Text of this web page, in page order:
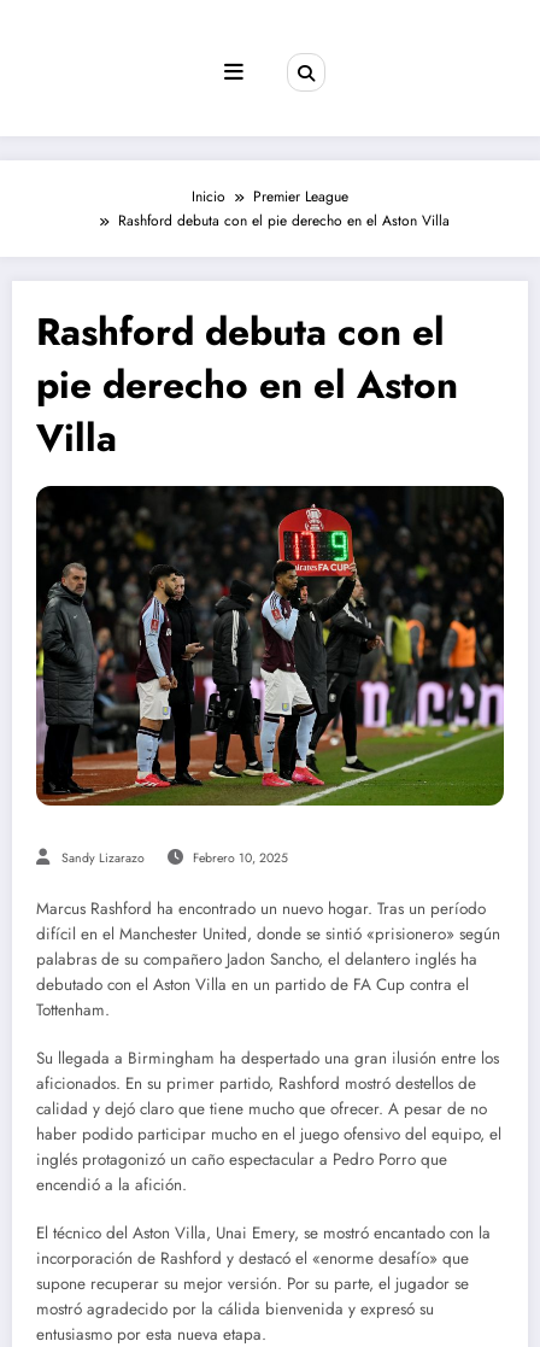
Inicio
Premier League
Rashford debuta con el pie derecho en el Aston Villa
Rashford debuta con el
pie derecho en el Aston
Villa
Sandy Lizarazo Febrero 10, 2025
Marcus Rashford ha encontrado un nuevo hogar. Tras un período
difícil en el Manchester United, donde se sintió «prisionero» según
palabras de su compañero Jadon Sancho, el delantero inglés ha
debutado con el Aston Villa en un partido de FA Cup contra el
Tottenham.
Su llegada a Birmingham ha despertado una gran ilusión entre los
aficionados. En su primer partido, Rashford mostró destellos de
calidad y dejó claro que tiene mucho que ofrecer. A pesar de no
haber podido participar mucho en el juego ofensivo del equipo, el
inglés protagonizó un caño espectacular a Pedro Porro que
encendió a la afición.
El técnico del Aston Villa, Unai Emery, se mostró encantado con la
incorporación de Rashford y destacó el «enorme desafío» que
supone recuperar su mejor versión. Por su parte, el jugador se
mostró agradecido por la cálida bienvenida y expresó su
entusiasmo por esta nueva etapa.